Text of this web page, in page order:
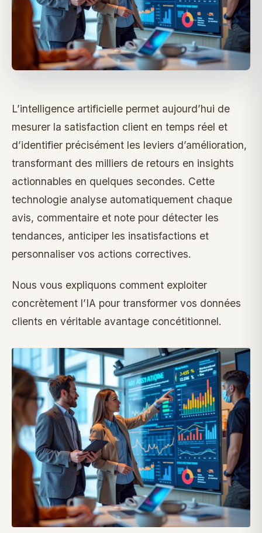
L’intelligence artificielle permet aujourd’hui de
mesurer la satisfaction client en temps réel et
d’identifier précisément les leviers d’amélioration,
transformant des milliers de retours en insights
actionnables en quelques secondes. Cette
technologie analyse automatiquement chaque
avis, commentaire et note pour détecter les
tendances, anticiper les insatisfactions et
personnaliser vos actions correctives.
Nous vous expliquons comment exploiter
concrètement l’IA pour transformer vos données
clients en véritable avantage concétitionnel.